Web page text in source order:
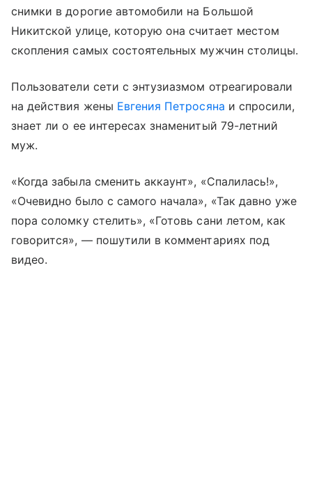
снимки в дорогие автомобили на Большой
Никитской улице, которую она считает местом
скопления самых состоятельных мужчин столицы.
Пользователи сети с энтузиазмом отреагировали
на действия жены Евгения Петросяна и спросили,
знает ли о ее интересах знаменитый 79-летний
муж.
«Когда забыла сменить аккаунт», «Спалилась!»,
«Очевидно было с самого начала», «Так давно уже
пора соломку стелить», «Готовь сани летом, как
говорится», — пошутили в комментариях под
видео.